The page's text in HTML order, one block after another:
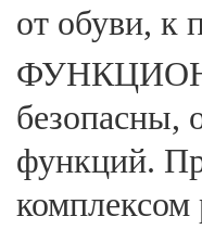
от обуви, к
безопасны,
функций.